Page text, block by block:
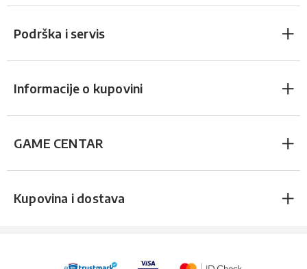
Podrška i servis
Informacije o kupovini
GAME CENTAR
Kupovina i dostava